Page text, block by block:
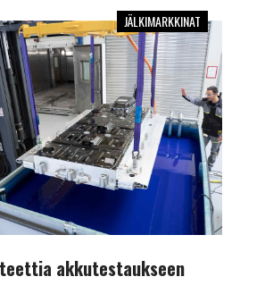
JÄLKIMARKKINAT
akkutestaukseen